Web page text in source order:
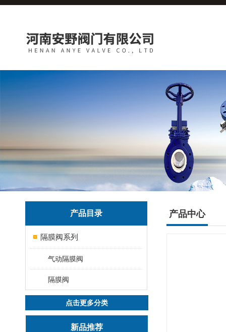
产品目录
隔膜阀系列
气动隔膜阀
隔膜阀
点击更多分类
新品推荐
产品中心